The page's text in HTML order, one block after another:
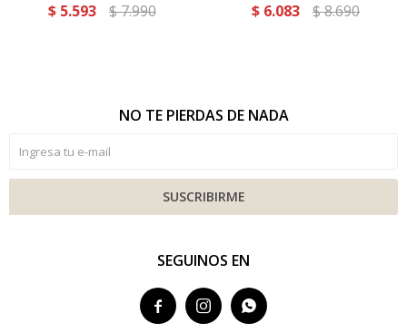
$ 5.593 $7.990 $ 6.083 $8.690
SEGUINOS EN
  
NO TE PIERDAS DE NADA
SUSCRIBIRME